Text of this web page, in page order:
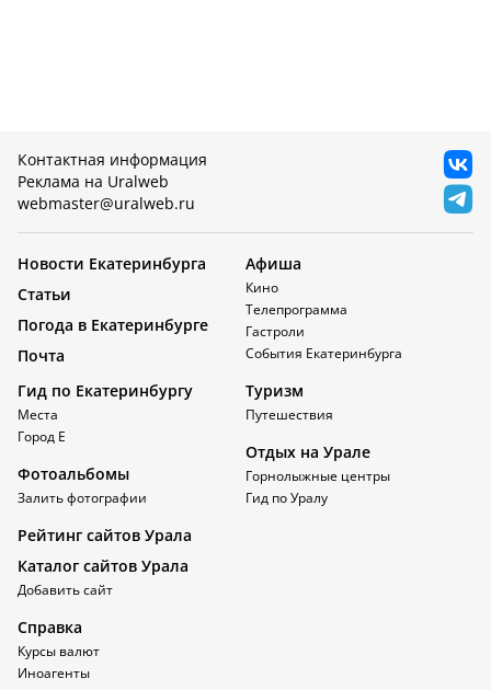
Контактная информация
Реклама на Uralweb
webmaster@uralweb.ru
Новости Екатеринбурга
Статьи
Погода в Екатеринбурге
Почта
Афиша
Кино
Телепрограмма
Гастроли
События Екатеринбурга
Гид по Екатеринбургу
Места
Город Е
Фотоальбомы
Залить фотографии
Туризм
Путешествия
Отдых на Урале
Горнолыжные центры
Гид по Уралу
Рейтинг сайтов Урала
Каталог сайтов Урала
Добавить сайт
Справка
Курсы валют
Иноагенты